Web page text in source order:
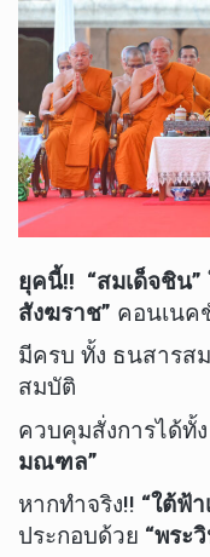
ยุคนี้!! “สมเด็จชิน”
สังฆราช” คอนเนค
มีครบ ทั้ง ธนสารส
สมบัติ
ควบคุมสั่งการได้ทั้ง
มณฑล”
หากทำจริง!! “ใต้ฟ้า
ประกอบด้วย “พระ